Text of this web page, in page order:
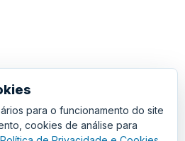
para o funcionamento do site
cookies de análise para